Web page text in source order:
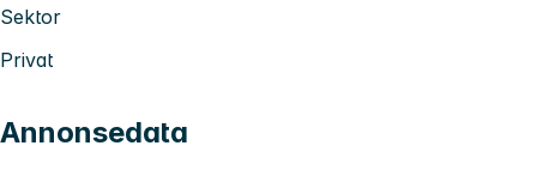
Sektor
Privat
Annonsedata